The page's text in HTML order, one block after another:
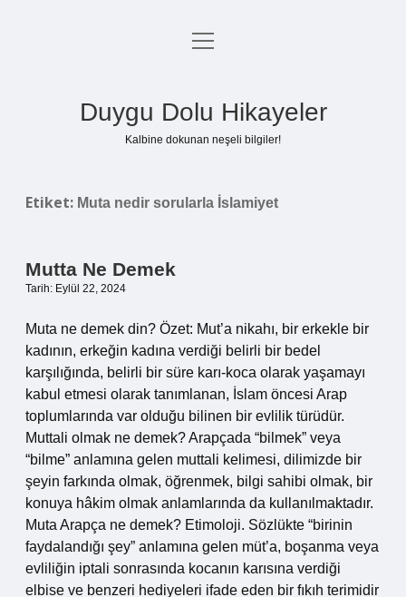
Anasayfa
menüyü
Duygu Dolu Hikayeler
Kalbine dokunan neşeli bilgiler!
Etiket: Muta nedir sorularla İslamiyet
Mutta Ne Demek
Tarih: Eylül 22, 2024
Muta ne demek din? Özet: Mut’a nikahı, bir erkekle bir
kadının, erkeğin kadına verdiği belirli bir bedel
karşılığında, belirli bir süre karı-koca olarak yaşamayı
kabul etmesi olarak tanımlanan, İslam öncesi Arap
toplumlarında var olduğu bilinen bir evlilik türüdür.
Muttali olmak ne demek? Arapçada “bilmek” veya
“bilme” anlamına gelen muttali kelimesi, dilimizde bir
şeyin farkında olmak, öğrenmek, bilgi sahibi olmak, bir
konuya hâkim olmak anlamlarında da kullanılmaktadır.
Muta Arapça ne demek? Etimoloji. Sözlükte “birinin
faydalandığı şey” anlamına gelen müt’a, boşanma veya
evliliğin iptali sonrasında kocanın karısına verdiği
elbise ve benzeri hediyeleri ifade eden bir fıkıh terimidir